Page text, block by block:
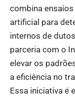
combina
artificial para
internos de
parceria com o
elevar os
a eficiência no
Essa iniciativa é